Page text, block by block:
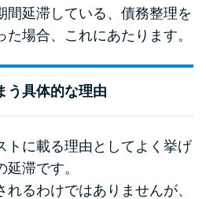
間延滞している、債務整理を
場合、これにあたります。
う具体的な理由
トに載る理由としてよく挙げ
滞です。
るわけではありませんが、